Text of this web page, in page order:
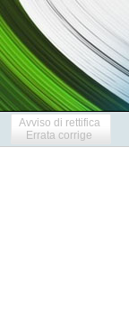
Avviso di rettifica
Errata corrige